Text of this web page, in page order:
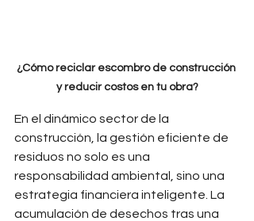
¿Cómo reciclar escombro de construcción
y reducir costos en tu obra?
En el dinámico sector de la
construcción, la gestión eficiente de
residuos no solo es una
responsabilidad ambiental, sino una
estrategia financiera inteligente. La
acumulación de desechos tras una